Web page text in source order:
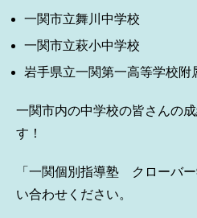
一関市立舞川中学校
一関市立萩小中学校
岩手県立一関第一高等学校附
一関市内の中学校の皆さんの
す！
「一関個別指導塾 クローバ
い合わせください。